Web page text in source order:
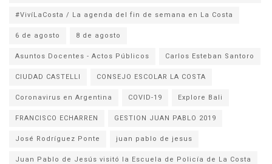
#VivíLaCosta / La agenda del fin de semana en La Costa
6 de agosto
8 de agosto
Asuntos Docentes - Actos Públicos
Carlos Esteban Santoro
CIUDAD CASTELLI
CONSEJO ESCOLAR LA COSTA
Coronavirus en Argentina
COVID-19
Explore Bali
FRANCISCO ECHARREN
GESTION JUAN PABLO 2019
José Rodríguez Ponte
juan pablo de jesus